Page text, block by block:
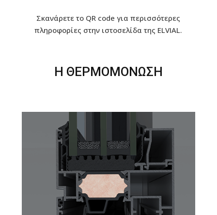
Σκανάρετε το QR code για περισσότερες
πληροφορίες στην ιστοσελίδα της ELVIAL.
Η ΘΕΡΜΟΜΟΝΩΣΗ